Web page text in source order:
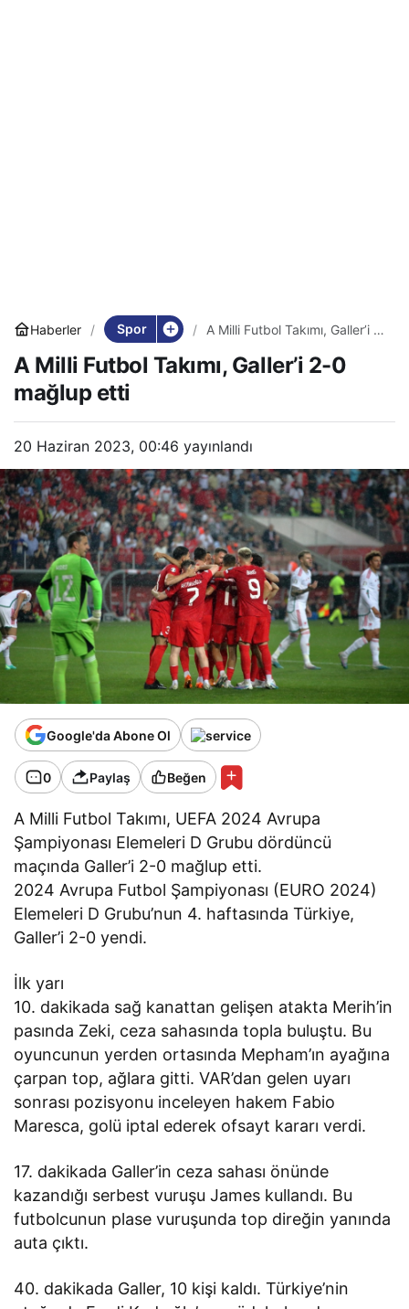
Haberler Spor
A Milli Futbol Takımı, Galler’i 2-
A Milli Futbol Takımı, Galler’i 2-0
mağlup etti
20 Haziran 2023, 00:46 yayınlandı
Google'da Abone Ol
0 Paylaş Beğen
A Milli Futbol Takımı, UEFA 2024 Avrupa
Şampiyonası Elemeleri D Grubu dördüncü
maçında Galler’i 2-0 mağlup etti.
2024 Avrupa Futbol Şampiyonası (EURO 2024)
Elemeleri D Grubu’nun 4. haftasında Türkiye,
Galler’i 2-0 yendi.
İlk yarı
10. dakikada sağ kanattan gelişen atakta Merih’in
pasında Zeki, ceza sahasında topla buluştu. Bu
oyuncunun yerden ortasında Mepham’ın ayağına
çarpan top, ağlara gitti. VAR’dan gelen uyarı
sonrası pozisyonu inceleyen hakem Fabio
Maresca, golü iptal ederek ofsayt kararı verdi.
17. dakikada Galler’in ceza sahası önünde
kazandığı serbest vuruşu James kullandı. Bu
futbolcunun plase vuruşunda top direğin yanında
auta çıktı.
40. dakikada Galler, 10 kişi kaldı. Türkiye’nin